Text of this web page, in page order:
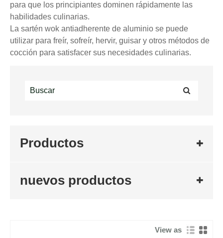
para que los principiantes dominen rápidamente las
habilidades culinarias.
La sartén wok antiadherente de aluminio se puede
utilizar para freír, sofreír, hervir, guisar y otros métodos de
cocción para satisfacer sus necesidades culinarias.
Productos
nuevos productos
View as